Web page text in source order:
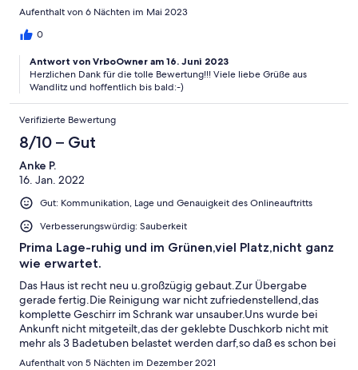
Aufenthalt von 6 Nächten im Mai 2023
0
Antwort von VrboOwner am 16. Juni 2023
Herzlichen Dank für die tolle Bewertung!!! Viele liebe Grüße aus
Wandlitz und hoffentlich bis bald:-)
Verifizierte Bewertung
8/10 – Gut
Anke P.
16. Jan. 2022
Gut: Kommunikation, Lage und Genauigkeit des Onlineauftritts
Verbesserungswürdig: Sauberkeit
Prima Lage-ruhig und im Grünen,viel Platz,nicht ganz
wie erwartet.
Das Haus ist recht neu u.großzügig gebaut.Zur Übergabe
gerade fertig.Die Reinigung war nicht zufriedenstellend,das
komplette Geschirr im Schrank war unsauber.Uns wurde bei
Ankunft nicht mitgeteilt,das der geklebte Duschkorb nicht mit
mehr als 3 Badetuben belastet werden darf,so daß es schon bei
der 1.Benutzung abfiel u.uns 20€ von der Kaution abgezogen
Aufenthalt von 5 Nächten im Dezember 2021